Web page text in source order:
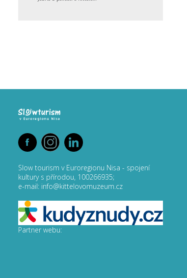
Slow tourism v Euroregionu Nisa - spojení
kultury s přírodou, 100266935;
e-mail: info@kittelovomuzeum.cz
Partner webu: